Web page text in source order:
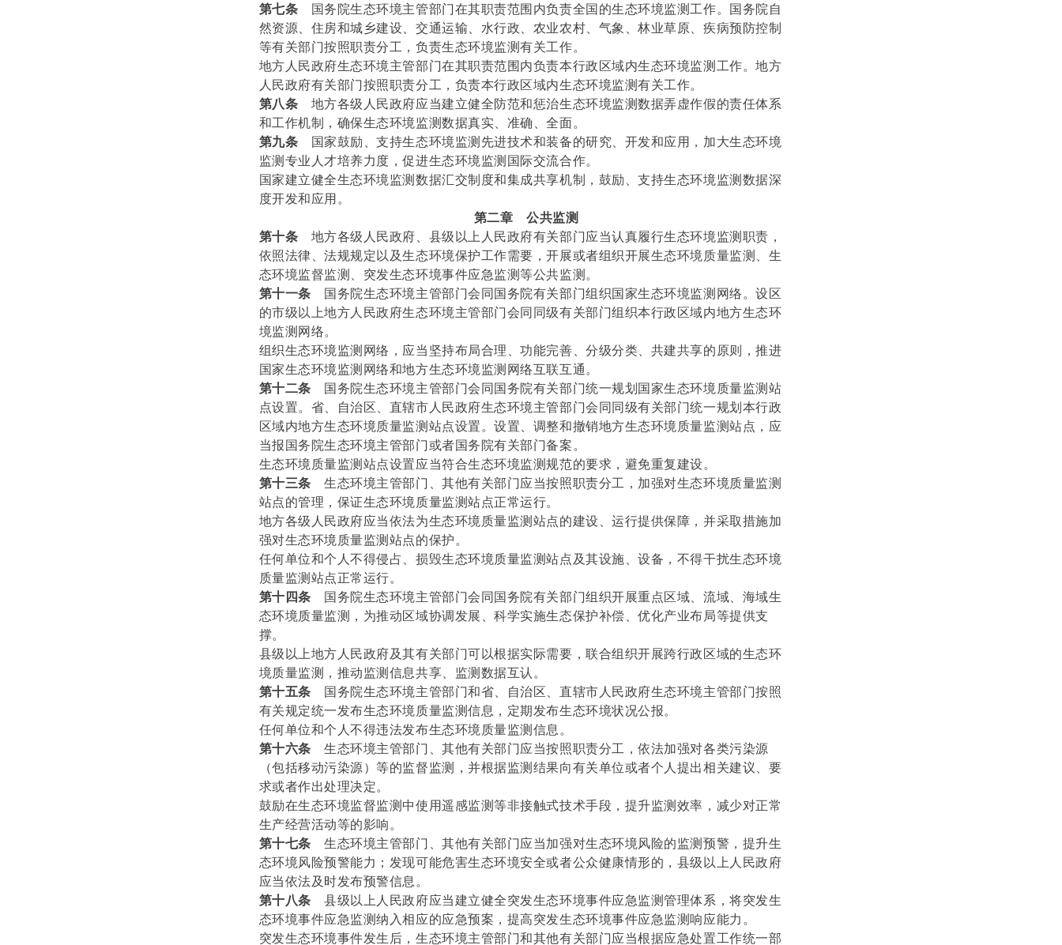
第七条
国务院生态环境主管部门在其职责范围内负责全国的生态环境监测工作。国务院自
然资源、住房和城乡建设、交通运输、水行政、农业农村、气象、林业草原、疾病预防控制
等有关部门按照职责分工，负责生态环境监测有关工作。
地方人民政府生态环境主管部门在其职责范围内负责本行政区域内生态环境监测工作。地方
人民政府有关部门按照职责分工，负责本行政区域内生态环境监测有关工作。
第八条
地方各级人民政府应当建立健全防范和惩治生态环境监测数据弄虚作假的责任体系
和工作机制，确保生态环境监测数据真实、准确、全面。
第九条
国家鼓励、支持生态环境监测先进技术和装备的研究、开发和应用，加大生态环境
监测专业人才培养力度，促进生态环境监测国际交流合作。
国家建立健全生态环境监测数据汇交制度和集成共享机制，鼓励、支持生态环境监测数据深
度开发和应用。
第二章
公共监测
第十条
地方各级人民政府、县级以上人民政府有关部门应当认真履行生态环境监测职责，
依照法律、法规规定以及生态环境保护工作需要，开展或者组织开展生态环境质量监测、生
态环境监督监测、突发生态环境事件应急监测等公共监测。
第十一条
国务院生态环境主管部门会同国务院有关部门组织国家生态环境监测网络。设区
的市级以上地方人民政府生态环境主管部门会同同级有关部门组织本行政区域内地方生态环
境监测网络。
组织生态环境监测网络，应当坚持布局合理、功能完善、分级分类、共建共享的原则，推进
国家生态环境监测网络和地方生态环境监测网络互联互通。
第十二条
国务院生态环境主管部门会同国务院有关部门统一规划国家生态环境质量监测站
点设置。省、自治区、直辖市人民政府生态环境主管部门会同同级有关部门统一规划本行政
区域内地方生态环境质量监测站点设置。设置、调整和撤销地方生态环境质量监测站点，应
当报国务院生态环境主管部门或者国务院有关部门备案。
生态环境质量监测站点设置应当符合生态环境监测规范的要求，避免重复建设。
第十三条
生态环境主管部门、其他有关部门应当按照职责分工，加强对生态环境质量监测
站点的管理，保证生态环境质量监测站点正常运行。
地方各级人民政府应当依法为生态环境质量监测站点的建设、运行提供保障，并采取措施加
强对生态环境质量监测站点的保护。
任何单位和个人不得侵占、损毁生态环境质量监测站点及其设施、设备，不得干扰生态环境
质量监测站点正常运行。
第十四条
国务院生态环境主管部门会同国务院有关部门组织开展重点区域、流域、海域生
态环境质量监测，为推动区域协调发展、科学实施生态保护补偿、优化产业布局等提供支
撑。
县级以上地方人民政府及其有关部门可以根据实际需要，联合组织开展跨行政区域的生态环
境质量监测，推动监测信息共享、监测数据互认。
第十五条
国务院生态环境主管部门和省、自治区、直辖市人民政府生态环境主管部门按照
有关规定统一发布生态环境质量监测信息，定期发布生态环境状况公报。
任何单位和个人不得违法发布生态环境质量监测信息。
第十六条
生态环境主管部门、其他有关部门应当按照职责分工，依法加强对各类污染源
（包括移动污染源）等的监督监测，并根据监测结果向有关单位或者个人提出相关建议、要
求或者作出处理决定。
鼓励在生态环境监督监测中使用遥感监测等非接触式技术手段，提升监测效率，减少对正常
生产经营活动等的影响。
第十七条
生态环境主管部门、其他有关部门应当加强对生态环境风险的监测预警，提升生
态环境风险预警能力；发现可能危害生态环境安全或者公众健康情形的，县级以上人民政府
应当依法及时发布预警信息。
第十八条
县级以上人民政府应当建立健全突发生态环境事件应急监测管理体系，将突发生
态环境事件应急监测纳入相应的应急预案，提高突发生态环境事件应急监测响应能力。
突发生态环境事件发生后，生态环境主管部门和其他有关部门应当根据应急处置工作统一部